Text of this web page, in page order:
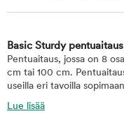
Basic Sturdy
Pentuaitaus, jossa on 8
cm tai 100 cm.
useilla eri tavoilla
Lue lisää